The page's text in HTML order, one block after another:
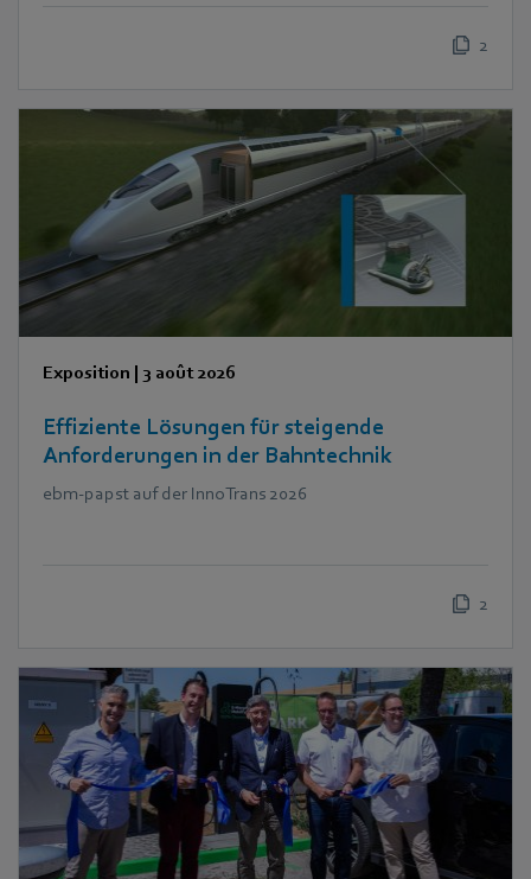
2
Exposition 3 août 2026
Effiziente Lösungen für steigende
Anforderungen in der Bahntechnik
ebm‑papst auf der InnoTrans 2026
2